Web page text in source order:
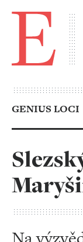
GENIUS LOCI